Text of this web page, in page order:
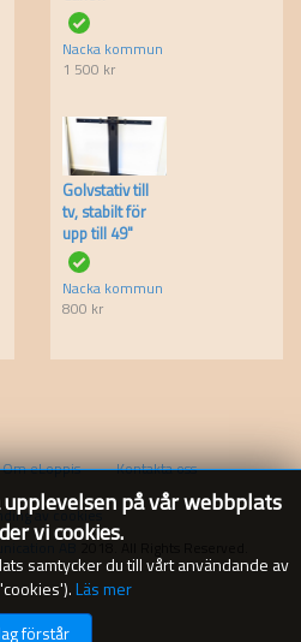
Nacka kommun
1 500 kr
Golvstativ till
tv, stabilt för
upp till 49"
Nacka kommun
800 kr
Om eLoppis Kontakta oss
av cookies
AB2018. All Rights Reserved.
på vår webbplats
vi cookies.
samtycker du till vårt användande av
Läs mer
förstår